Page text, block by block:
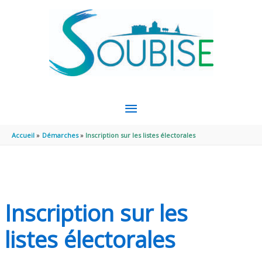
MENU
PRINCIPAL
Accueil Démarches Inscription sur les listes électorales
Inscription sur les
listes électorales